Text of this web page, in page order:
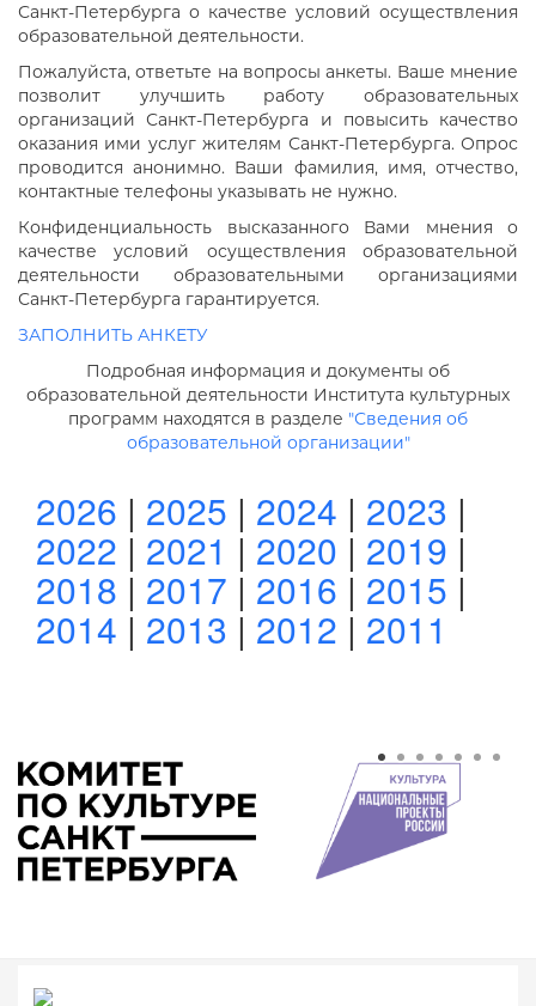
Санкт-Петербурга о качестве условий осуществления
образовательной деятельности.
Пожалуйста, ответьте на вопросы анкеты. Ваше мнение
позволит улучшить работу образовательных
организаций Санкт-Петербурга и повысить качество
оказания ими услуг жителям Санкт-Петербурга. Опрос
проводится анонимно. Ваши фамилия, имя, отчество,
контактные телефоны указывать не нужно.
Конфиденциальность высказанного Вами мнения о
качестве условий осуществления образовательной
деятельности образовательными организациями
Санкт-Петербурга гарантируется.
ЗАПОЛНИТЬ АНКЕТУ
Подробная информация и документы об
образовательной деятельности Института культурных
программ находятся в разделе "Сведения об
образовательной организации"
2026 | 2025 | 2024 | 2023 |
2022 | 2021 | 2020 | 2019 |
2018 | 2017 | 2016 | 2015 |
2014 | 2013 | 2012 | 2011